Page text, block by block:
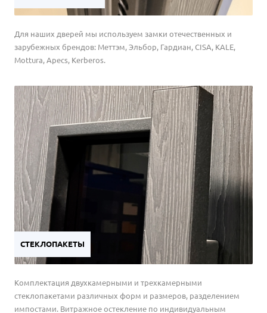
Для наших дверей мы используем замки отечественных и
зарубежных брендов: Меттэм, Эльбор, Гардиан, CISA, KALE,
Mottura, Apecs, Kerberos.
СТЕКЛОПАКЕТЫ
Комплектация двухкамерными и трехкамерными
стеклопакетами различных форм и размеров, разделением
импостами. Витражное остекление по индивидуальным